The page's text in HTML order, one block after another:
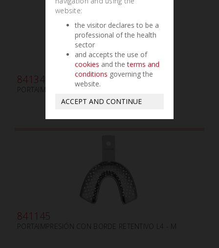
841340
PORTAIMPRESIÓN U4 - M
841145
PORTAIMPRESIÓN CON BORDE RETENTIVO L4 - M
website:
the visitor declares to be a
professional of the health
sector
and accepts the use of
cookies and theterms and
conditions governing the
website.
ACCEPT AND CONTINUE